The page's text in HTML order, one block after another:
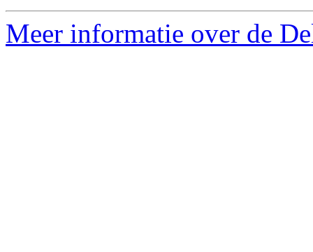
Meer informatie over de